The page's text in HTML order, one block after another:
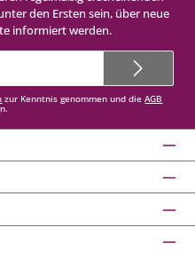
den Ersten sein, über neue
informiert werden.
zur Kenntnis genommen und dieAGB